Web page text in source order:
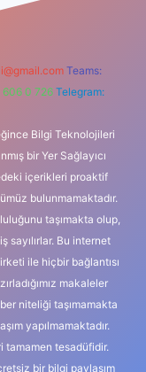
Teams:
606 0 726 Telegram:
Bilgi Teknolojileri
bir Yer Sağlayıcı
içerikleri proaktif
bulunmamaktadır.
taşımakta olup,
sayılırlar. Bu internet
ile hiçbir bağlantısı
makaleler
niteliği taşımamakta
yapılmamaktadır.
tamamen tesadüfidir.
bir bilgi paylaşım